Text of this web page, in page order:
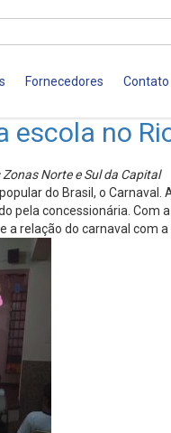
Fornecedores Contato
escola no
Norte e Sul da Capital
do Brasil, o
concessionária.
relação do carnaval com